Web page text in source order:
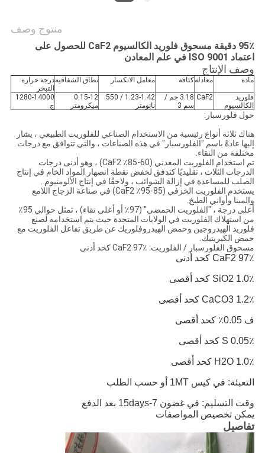
منتوج وصف
95٪ دقيقة مسحوق فلوريد الكالسيوم CaF2 للحصول على
اعتماد ISO 9001 في علم المعادن
وصف الإنتاج
مادة معادلةكثافة معامل الانكسار نطاق الشفافيةدرجة حرارة
التبخر
فلوريد
الكالسيوم
CaF2
3.18 جم /
سم 3
1.23-1.42 / 550
نانومتر
0.15-12
ميكرومتر
1280-14000
ج
حول فلورسبار:
هناك ثلاثة أنواع رئيسية من الاستخدام الصناعي للفلوريت الطبيعي ، يشار
إليها عادةً باسم "الفلورسبار" في هذه الصناعات ، والتي تتوافق مع درجات
مختلفة من النقاء.
تم استخدام الفلوريت المعدني (60-85٪ CaF2) ، وهو أدنى درجات
الدرجات الثلاث ، تقليديًا كتدفق لخفض نقطة انصهار المواد الخام في إنتاج
الصلب للمساعدة في إزالة الشوائب ، ولاحقًا في إنتاج الألومنيوم .
يستخدم الفلوريت الخزفي (85-95٪ CaF2) في صناعة الزجاج اللامع
والمينا وأواني الطبخ.
أعلى درجة ، "الفلوريت الحمضي" (97٪ أو أعلى نقاء) ، تمثل حوالي 95٪
من استهلاك الفلوريت في الولايات المتحدة حيث يتم استخدامه لصنع
فلوريد الهيدروجين وحمض الهيدروفلوريك عن طريق تفاعل الفلوريت مع
حمض الكبريتيك.
مسحوق الفلورسبار / الفلوريت: CaF2 97٪ كحد أدنى
CaF2 97٪ كحد أدنى
SiO2 1.0٪ كحد أقصى
CaCO3 1.2٪ كحد أقصى
ف 0.05٪ كحد أقصى
S 0.05٪ كحد أقصى
H2O 1.0٪ كحد أقصى
التعبئة: في كيس 1MT أو حسب الطلب
وقت التسليم: في غضون 7-15days بعد الدفع
يمكن تخصيص المواصفات
تفاصيل